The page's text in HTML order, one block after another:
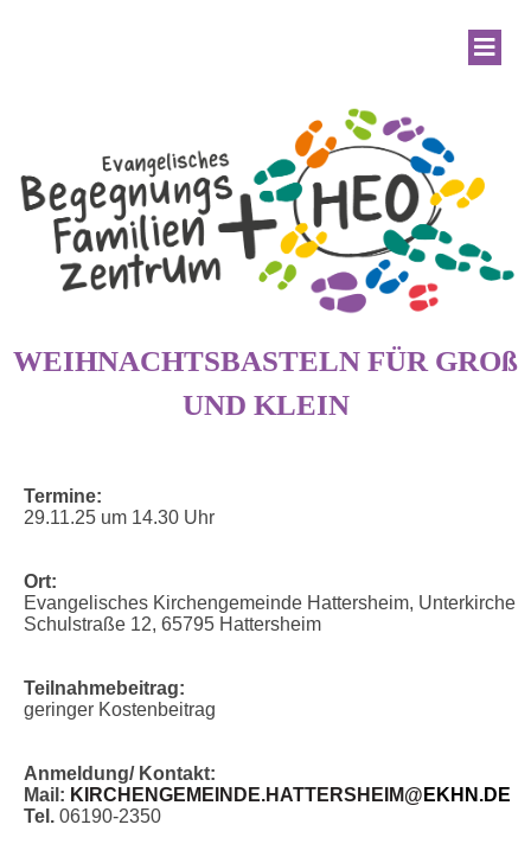
WEIHNACHTSBASTELN FÜR GROß
UND KLEIN
Termine:
29.11.25 um 14.30 Uhr
Ort:
Evangelisches Kirchengemeinde Hattersheim, Unterkirche
Schulstraße 12, 65795 Hattersheim
Teilnahmebeitrag:
geringer Kostenbeitrag
Anmeldung/ Kontakt:
Mail: KIRCHENGEMEINDE.HATTERSHEIM@ EKHN.DE
Tel. 06190-2350